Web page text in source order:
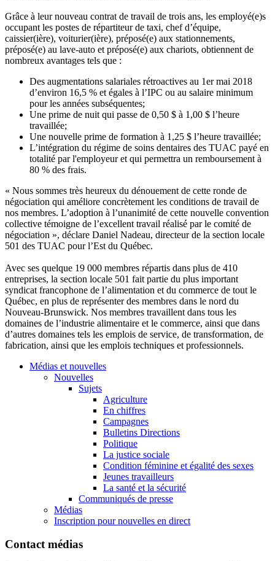
Grâce à leur nouveau contrat de travail de trois ans, les employé(e)s
occupant les postes de répartiteur de taxi, chef d’équipe,
caissier(ière), voiturier(ière), préposé(e) aux stationnements,
préposé(e) au lave-auto et préposé(e) aux chariots, obtiennent de
nombreux avantages tels que :
Des augmentations salariales rétroactives au 1er mai 2018
d’environ 16,5 % et égales à l’IPC ou au salaire minimum
pour les années subséquentes;
Une prime de nuit qui passe de 0,50 $ à 1,00 $ l’heure
travaillée;
Une nouvelle prime de formation à 1,25 $ l’heure travaillée;
L’intégration du régime de soins dentaires des TUAC payé en
totalité par l'employeur et qui permettra un remboursement à
80 % des frais.
« Nous sommes très heureux du dénouement de cette ronde de
négociation qui améliore concrètement les conditions de travail de
nos membres. L’adoption à l’unanimité de cette nouvelle convention
collective témoigne de l’excellent travail réalisé par le comité de
négociation », déclare Daniel Nadeau, directeur de la section locale
501 des TUAC pour l’Est du Québec.
Avec ses quelque 19 000 membres répartis dans plus de 410
entreprises, la section locale 501 fait partie du plus important
syndicat francophone de l’alimentation et du commerce de tout le
Québec, en plus de représenter des membres dans le nord du
Nouveau-Brunswick. Nos membres travaillent dans tous les
domaines de l’industrie alimentaire et le commerce, ainsi que dans
d’autres domaines tels les emplois de service, de transformation, de
fabrication, ainsi que les emplois techniques et professionnels.
Médias et nouvelles
Nouvelles
Sujets
Agriculture
En chiffres
Campagnes
Bulletins Directions
Politique
La justice sociale
Condition féminine et égalité des sexes
Jeunes travailleurs
La santé et la sécurité
Communiqués de presse
Médias
Inscription pour nouvelles en direct
Contact médias